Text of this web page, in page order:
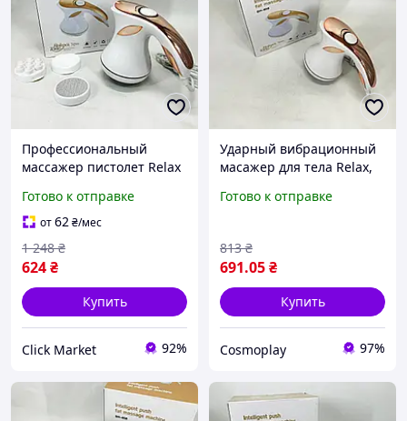
Профессиональный
массажер пистолет Relax
Электрический аппарат
для массажа RH-35
Готово к отправке
от62₴/мес
624₴
1 248 ₴
Купить
Click Market 92%
Ударный вибрационный
масажер для тела Relax,
спины Массажер
Готово к отправке
691.05₴
813 ₴
Купить
Cosmoplay 97%